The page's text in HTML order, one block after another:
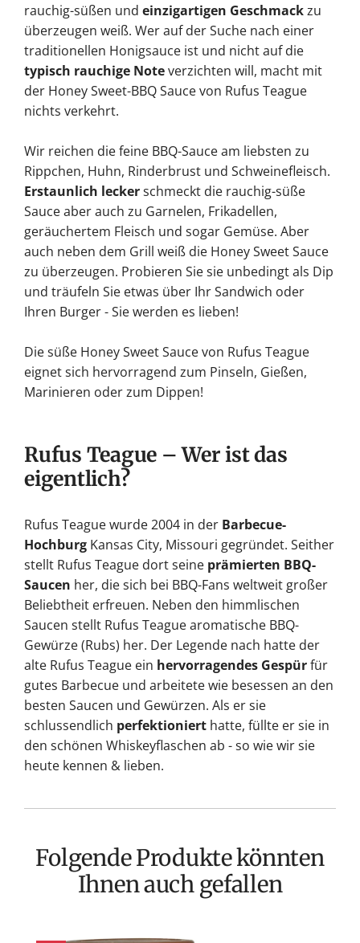
rauchig-süßen und einzigartigen Geschmackzu
überzeugen weiß. Wer auf der Suche nach einer
traditionellen Honigsauce ist und nicht auf die
typisch rauchige Noteverzichten will, macht mit
der Honey Sweet-BBQ Sauce von Rufus Teague
nichts verkehrt.
Wir reichen die feine BBQ-Sauce am liebsten zu
Rippchen, Huhn, Rinderbrust und Schweinefleisch.
Erstaunlich leckerschmeckt die rauchig-süße
Sauce aber auch zu Garnelen, Frikadellen,
geräuchertem Fleisch und sogar Gemüse. Aber
auch neben dem Grill weiß die Honey Sweet Sauce
zu überzeugen. Probieren Sie sie unbedingt als Dip
und träufeln Sie etwas über Ihr Sandwich oder
Ihren Burger - Sie werden es lieben!
Die süße Honey Sweet Sauce von Rufus Teague
eignet sich hervorragend zum Pinseln, Gießen,
Marinieren oder zum Dippen!
Rufus Teague – Wer ist das
eigentlich?
Rufus Teague wurde 2004 in der Barbecue-
Hochburg Kansas City, Missouri gegründet. Seither
stellt Rufus Teague dort seine prämierten BBQ-
Saucen her, die sich bei BBQ-Fans weltweit großer
Beliebtheit erfreuen. Neben den himmlischen
Saucen stellt Rufus Teague aromatische BBQ-
Gewürze (Rubs) her. Der Legende nach hatte der
alte Rufus Teague ein hervorragendes Gespürfür
gutes Barbecue und arbeitete wie besessen an den
besten Saucen und Gewürzen. Als er sie
schlussendlich perfektioniert hatte, füllte er sie in
den schönen Whiskeyflaschen ab - so wie wir sie
heute kennen & lieben.
Folgende Produkte könnten
Ihnen auch gefallen